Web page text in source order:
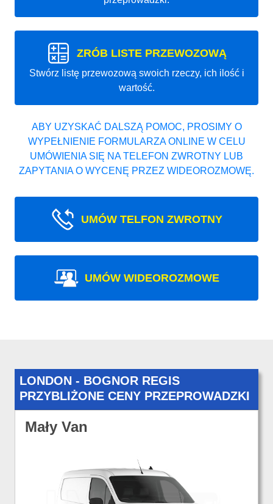
ZRÓB LISTE PRZEWOZOWĄ
Stwórz listę przewozową swoich rzeczy, ich ilość i
wartość.
ABY UZYSKAĆ DALSZĄ POMOC, PROSIMY O
WYPEŁNIENIE FORMULARZA ONLINE W CELU
UMÓWIENIA SIĘ NA TELEFON ZWROTNY LUB
ZAPYTANIA O WYCENĘ PRZEZ WIDEOROZMOWĘ.
UMÓW TELFON ZWROTNY
UMÓW WIDEOROZMOWE
LONDON - BOGNOR REGIS
PRZYBLIŻONE CENY PRZEPROWADZKI
Mały Van